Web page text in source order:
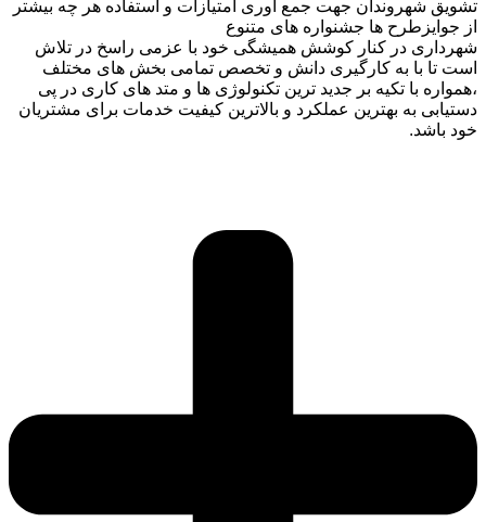
تشویق شهروندان جهت جمع آوری امتیازات و استفاده هر چه بیشتر
از جوایزطرح ها جشنواره های متنوع
شهرداری در کنار کوشش همیشگی خود با عزمی راسخ در تلاش
است تا با به کارگیری دانش و تخصص تمامی بخش های مختلف
،همواره با تکیه بر جدید ترین تکنولوژی ها و متد های کاری در پی
دستیابی به بهترین عملکرد و بالاترین کیفیت خدمات برای مشتریان
خود باشد.